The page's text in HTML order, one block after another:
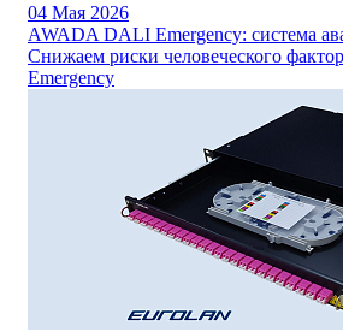
04 Мая 2026
AWADA DALI Emergency: система
Снижаем риски человеческого
Emergency